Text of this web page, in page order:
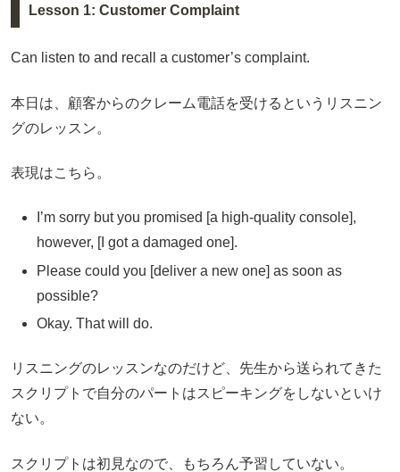
Lesson 1: Customer Complaint
Can listen to and recall a customer’s complaint.
本日は、顧客からのクレーム電話を受けるというリスニン
グのレッスン。
表現はこちら。
I’m sorry but you promised [a high-quality console],
however, [I got a damaged one].
Please could you [deliver a new one] as soon as
possible?
Okay. That will do.
リスニングのレッスンなのだけど、先生から送られてきた
スクリプトで自分のパートはスピーキングをしないといけ
ない。
スクリプトは初見なので、もちろん予習していない。